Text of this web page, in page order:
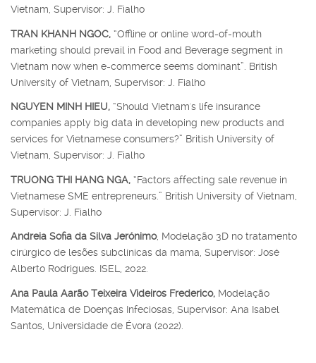
Vietnam, Supervisor: J. Fialho
TRAN KHANH NGOC, “Offline or online word-of-mouth
marketing should prevail in Food and Beverage segment in
Vietnam now when e-commerce seems dominant”. British
University of Vietnam, Supervisor: J. Fialho
NGUYEN MINH HIEU, “Should Vietnam's life insurance
companies apply big data in developing new products and
services for Vietnamese consumers?” British University of
Vietnam, Supervisor: J. Fialho
TRUONG THI HANG NGA, “Factors affecting sale revenue in
Vietnamese SME entrepreneurs.” British University of Vietnam,
Supervisor: J. Fialho
Andreia Sofia da Silva Jerónimo, Modelação 3D no tratamento
cirúrgico de lesões subclínicas da mama, Supervisor: José
Alberto Rodrigues. ISEL, 2022.
Ana Paula Aarão Teixeira Videiros Frederico, Modelação
Matemática de Doenças Infeciosas, Supervisor: Ana Isabel
Santos, Universidade de Évora (2022).